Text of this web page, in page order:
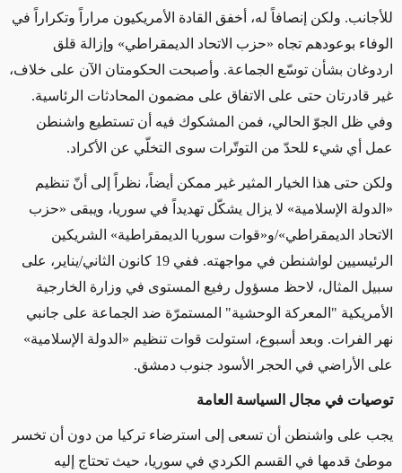
للأجانب. ولكن إنصافاً له، أخفق القادة الأمريكيون مراراً وتكراراً في
الوفاء بوعودهم تجاه «حزب الاتحاد الديمقراطي» وإزالة قلق
اردوغان بشأن توسّع الجماعة. وأصبحت الحكومتان الآن على خلاف،
غير قادرتان حتى على الاتفاق على مضمون المحادثات الرئاسية.
وفي ظل الجوّ الحالي، فمن المشكوك فيه أن تستطيع واشنطن
عمل أي شيء للحدّ من التوتّرات سوى التخلّي عن الأكراد.
ولكن حتى هذا الخيار المثير غير ممكن أيضاً، نظراً إلى أنّ تنظيم
«الدولة الإسلامية» لا يزال يشكّل تهديداً في سوريا، ويبقى «حزب
الاتحاد الديمقراطي»/و«قوات سوريا الديمقراطية» الشريكين
الرئيسيين لواشنطن في مواجهته. ففي 19 كانون الثاني/يناير، على
سبيل المثال، لاحظ مسؤول رفيع المستوى في وزارة الخارجية
الأمريكية "المعركة الوحشية" المستمرّة ضد الجماعة على جانبي
نهر الفرات. وبعد أسبوع، استولت قوات تنظيم «الدولة الإسلامية»
على الأراضي في الحجر الأسود جنوب دمشق.
توصيات في مجال السياسة العامة
يجب على واشنطن أن تسعى إلى استرضاء تركيا من دون أن تخسر
موطئ قدمها في القسم الكردي في سوريا، حيث تحتاج إليه